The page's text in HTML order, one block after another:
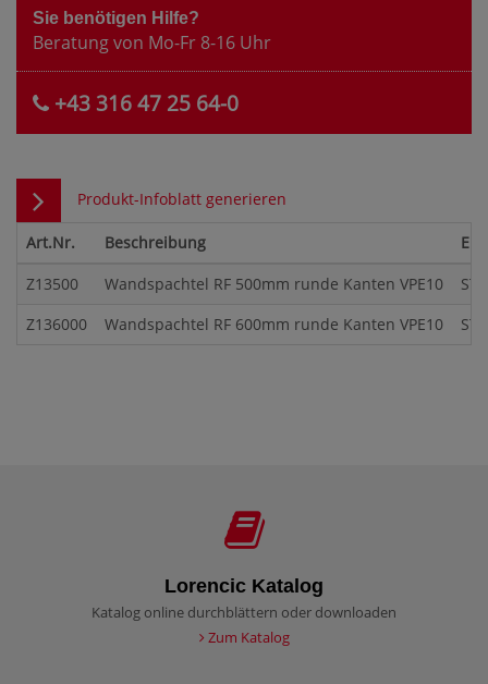
Sie benötigen Hilfe?
Beratung von Mo-Fr 8-16 Uhr
+43 316 47 25 64-0
Produkt-Infoblatt generieren
Art.Nr. Beschreibung
Z13500
Wandspachtel RF 500mm runde Kanten VPE10
ST
Z136000
Wandspachtel RF 600mm runde Kanten VPE10 ST
Lorencic Katalog
Katalog online durchblättern oder downloaden
Zum Katalog